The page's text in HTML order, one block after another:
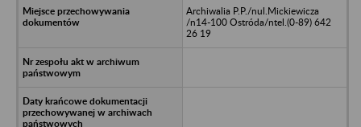
Archiwalia P.P./nul.Mickiewicza
/n14-100 Ostróda/ntel.(0-89) 642
26 19